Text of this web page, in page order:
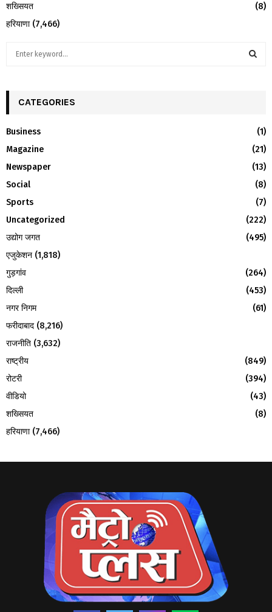
शख्सियत
(8)
हरियाणा(7,466)
h
o
r
:
R
CATEGORIES
Business
(1)
Magazine
(21)
Newspaper
(13)
Social
(8)
Sports
(7)
Uncategorized
(222)
उद्योग जगत
(495)
एजुकेशन (1,818)
गुड़गांव
(264)
दिल्ली
(453)
नगर निगम
(61)
फरीदाबाद (8,216)
राजनीति (3,632)
राष्ट्रीय
(849)
रोटरी
(394)
वीडियो
(43)
शख्सियत
(8)
हरियाणा(7,466)